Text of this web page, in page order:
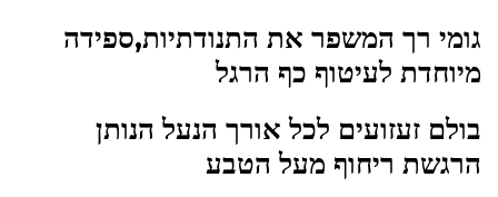
גומי רך המשפר את התנודתיות,ספידה
מיוחדת לעיטוף כף הרגל
בולם זעזועים לכל אורך הנעל הנותן
הרגשת ריחוף מעל הטבע